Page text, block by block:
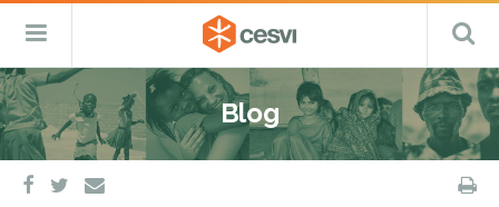
Salta
al
contenuto
CESVI
Fondazione
–
ETS
Cooperazione,
Emergenza
e
Sviluppo
Menu
Blog
facebook
twitter
e-